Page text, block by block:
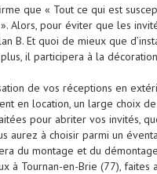
que « Tout ce qui est
Alors, pour éviter que les
B. Et quoi de mieux que
il participera à la
de vos réceptions en
en location, un large choix
pour abriter vos invités,
aurez à choisir parmi un
du montage et du
à Tournan-en-Brie (77), faites